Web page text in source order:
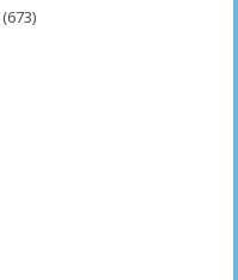
(673)